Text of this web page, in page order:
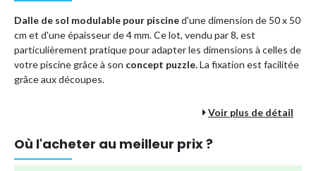
Dalle de sol modulable pour piscined'une dimension de 50 x 50
cm et d'une épaisseur de 4 mm. Ce lot, vendu par 8, est
particulièrement pratique pour adapter les dimensions à celles de
votre piscine grâce à son concept puzzle.La fixation est facilitée
grâce aux découpes.
Chaque lot se compose de 8 dalles de 50 x 50 cm permettant de
en 100 x 200 cm ou 50 x 400 cm. La couleur disponible pour ces
dalles est le bleu. Elles sont conçues en mousse, matériaux qui
Voir plus de détail
Où l'acheter au meilleur prix ?